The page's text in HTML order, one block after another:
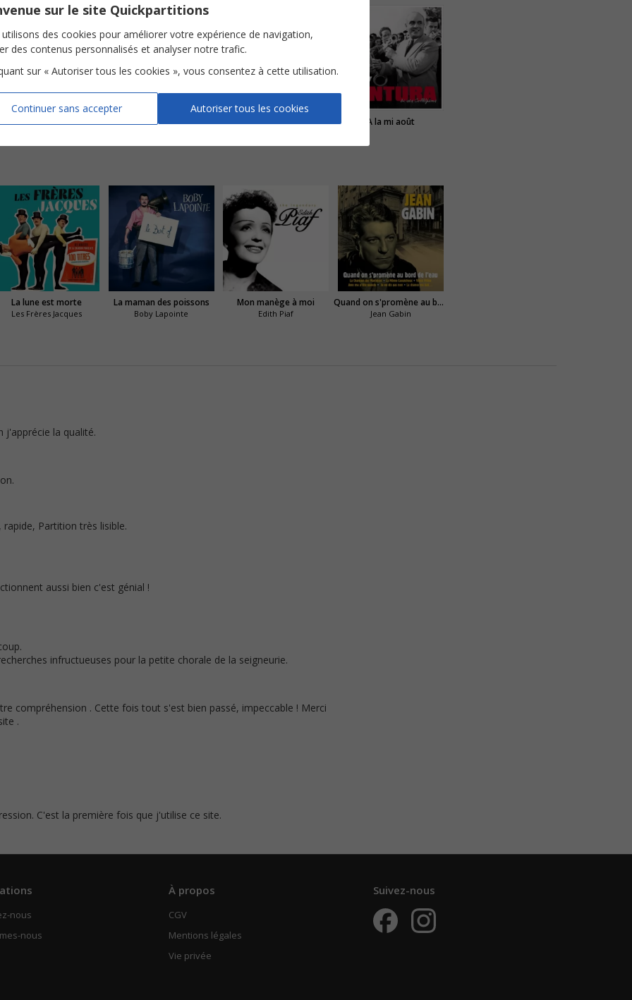
Sans vous Tiens tiens tiens Tant je suis amoureux de vous A la mi août
La lune est morte
Les Frères Jacques
La maman des poissons
Boby Lapointe
Mon manège à moi
Edith Piaf
Quand on s'promène au bord de l'eau
Jean Gabin
j'apprécie la qualité.
Partition très lisible.
aussi bien c'est génial !
infructueuses pour la petite chorale de la seigneurie.
compréhension . Cette fois tout s'est bien passé, impeccable ! Merci
.
C'est la première fois que j'utilise ce site.
nous
nous
À propos
CGV
Mentions légales
Vie privée
Suivez-nous
sur le site Quickpartitions
des cookies pour améliorer votre expérience de navigation,
des contenus personnalisés et analyser notre trafic.
sur « Autoriser tous les cookies », vous consentez à cette utilisation.
Continuer sans accepter Autoriser tous les cookies